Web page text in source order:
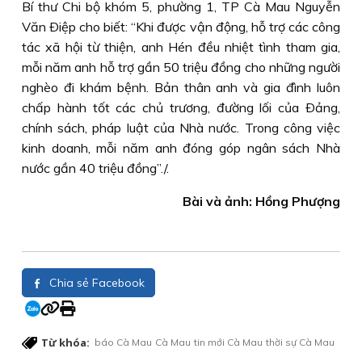
Bí thư Chi bộ khóm 5, phường 1, TP Cà Mau Nguyễn
Văn Ðiệp cho biết: “Khi được vận động, hỗ trợ các công
tác xã hội từ thiện, anh Hén đều nhiệt tình tham gia,
mỗi năm anh hỗ trợ gần 50 triệu đồng cho những người
nghèo đi khám bệnh. Bản thân anh và gia đình luôn
chấp hành tốt các chủ trương, đường lối của Ðảng,
chính sách, pháp luật của Nhà nước. Trong công việc
kinh doanh, mỗi năm anh đóng góp ngân sách Nhà
nước gần 40 triệu đồng”./.
Bài và ảnh: Hồng Phượng
Chia sẻ Facebook
Từ khóa: báo Cà Mau Cà Mau tin mới Cà Mau thời sự Cà Mau